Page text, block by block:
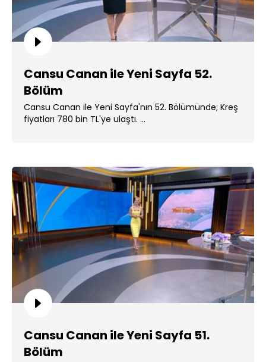
Cansu Canan ile Yeni Sayfa 52.
Bölüm
Cansu Canan ile Yeni Sayfa'nın 52. Bölümünde; Kreş
fiyatları 780 bin TL'ye ulaştı. ...
Cansu Canan ile Yeni Sayfa 51.
Bölüm